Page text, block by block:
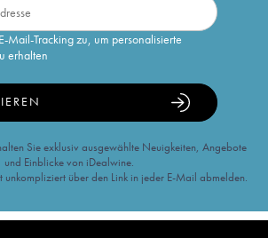
Mail-Tracking zu, um personalisierte
erhalten
Sie exklusiv ausgewählte Neuigkeiten, Angebote
und Einblicke von iDealwine.
unkompliziert über den Link in jeder E-Mail abmelden.